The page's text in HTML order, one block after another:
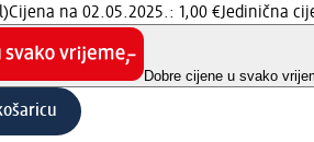
Cijena na 02.05.2025.: 1,00 €Jedinična
Dobre cijene u svako